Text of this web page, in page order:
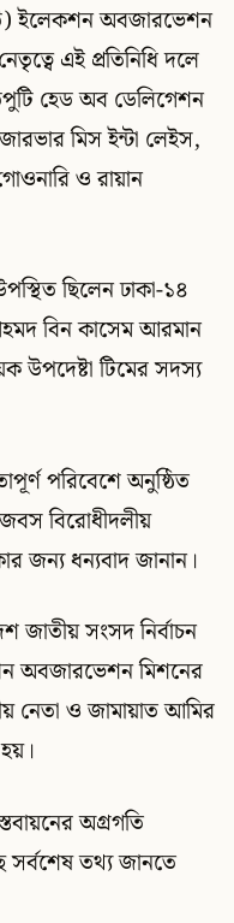
ইলেকশন অবজারভেশন
এই প্রতিনিধি দলে
হেড অব ডেলিগেশন
মিস ইন্টা লেইস,
ও রায়ান
ছিলেন ঢাকা-১৪
বিন কাসেম আরমান
উপদেষ্টা টিমের সদস্য
পরিবেশে অনুষ্ঠিত
বিরোধীদলীয়
জন্য ধন্যবাদ জানান।
জাতীয় সংসদ নির্বাচন
অবজারভেশন মিশনের
নেতা ও জামায়াত আমির
অগ্রগতি
সর্বশেষ তথ্য জানতে